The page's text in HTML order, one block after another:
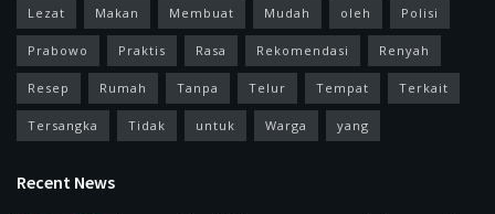
Lezat Makan Membuat Mudah oleh Polisi
Prabowo Praktis Rasa Rekomendasi Renyah
Resep Rumah Tanpa Telur Tempat Terkait
Tersangka Tidak untuk Warga yang
Recent News